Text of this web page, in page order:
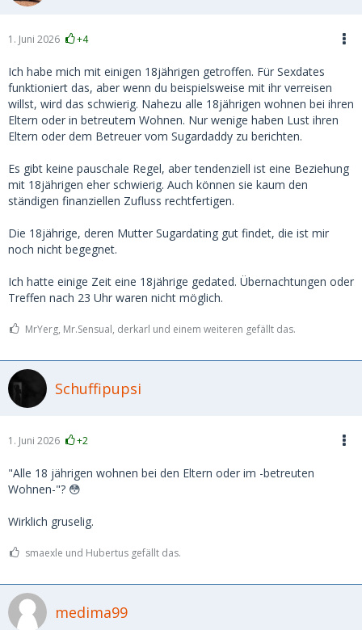
1. Juni 2026 +4
Ich habe mich mit einigen 18jährigen getroffen. Für Sexdates
funktioniert das, aber wenn du beispielsweise mit ihr verreisen
willst, wird das schwierig. Nahezu alle 18jährigen wohnen bei ihren
Eltern oder in betreutem Wohnen. Nur wenige haben Lust ihren
Eltern oder dem Betreuer vom Sugardaddy zu berichten.
Es gibt keine pauschale Regel, aber tendenziell ist eine Beziehung
mit 18jährigen eher schwierig. Auch können sie kaum den
ständigen finanziellen Zufluss rechtfertigen.
Die 18jährige, deren Mutter Sugardating gut findet, die ist mir
noch nicht begegnet.
Ich hatte einige Zeit eine 18jährige gedated. Übernachtungen oder
Treffen nach 23 Uhr waren nicht möglich.
MrYerg, Mr.Sensual, derkarl und einem weiteren gefällt das.
Schuffipupsi
1. Juni 2026 +2
"Alle 18 jährigen wohnen bei den Eltern oder im -betreuten
Wohnen-"? 😳
Wirklich gruselig.
smaexle und Hubertus gefällt das.
medima99